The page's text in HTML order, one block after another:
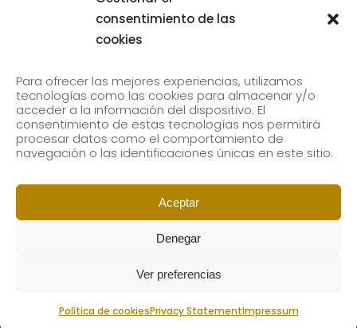
consentimiento de las
cookies
Para ofrecer las mejores experiencias, utilizamos
tecnologías como las cookies para almacenar y/o
acceder a la información del dispositivo. El
consentimiento de estas tecnologías nos permitirá
procesar datos como el comportamiento de
navegación o las identificaciones únicas en este sitio.
Aceptar
Denegar
Ver preferencias
Política de cookiesPrivacy StatementImpressum
Subscribe to our newsletter to receive our news by
email.